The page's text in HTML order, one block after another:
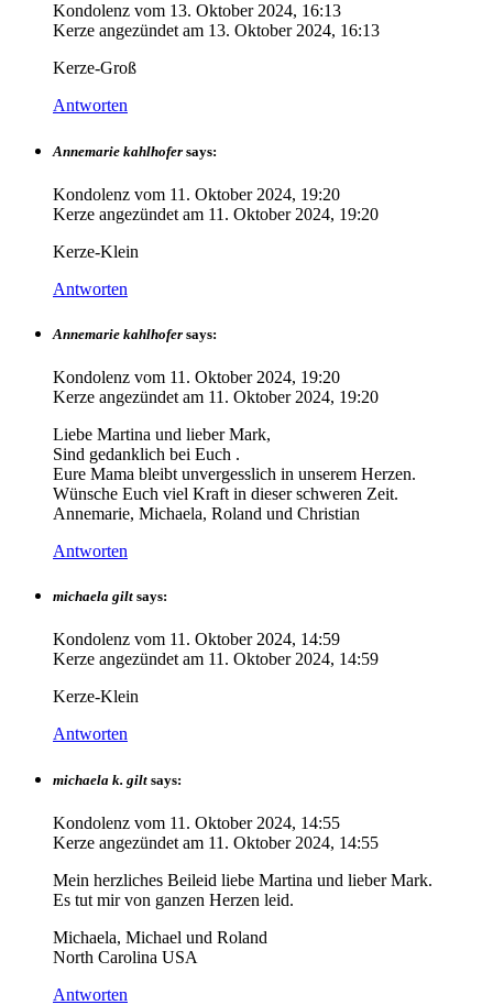
Kondolenz vom 13. Oktober 2024, 16:13
Kerze angezündet am 13. Oktober 2024, 16:13
Kerze-Groß
Antworten
Annemarie kahlhofer says:
Kondolenz vom 11. Oktober 2024, 19:20
Kerze angezündet am 11. Oktober 2024, 19:20
Kerze-Klein
Antworten
Annemarie kahlhofer says:
Kondolenz vom 11. Oktober 2024, 19:20
Kerze angezündet am 11. Oktober 2024, 19:20
Liebe Martina und lieber Mark,
Sind gedanklich bei Euch .
Eure Mama bleibt unvergesslich in unserem Herzen.
Wünsche Euch viel Kraft in dieser schweren Zeit.
Annemarie, Michaela, Roland und Christian
Antworten
michaela gilt says:
Kondolenz vom 11. Oktober 2024, 14:59
Kerze angezündet am 11. Oktober 2024, 14:59
Kerze-Klein
Antworten
michaela k. gilt says:
Kondolenz vom 11. Oktober 2024, 14:55
Kerze angezündet am 11. Oktober 2024, 14:55
Mein herzliches Beileid liebe Martina und lieber Mark.
Es tut mir von ganzen Herzen leid.
Michaela, Michael und Roland
North Carolina USA
Antworten